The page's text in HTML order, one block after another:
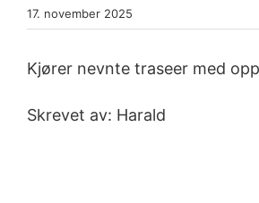
17. november 2025
Kjører nevnte traseer med
Skrevet av: Harald